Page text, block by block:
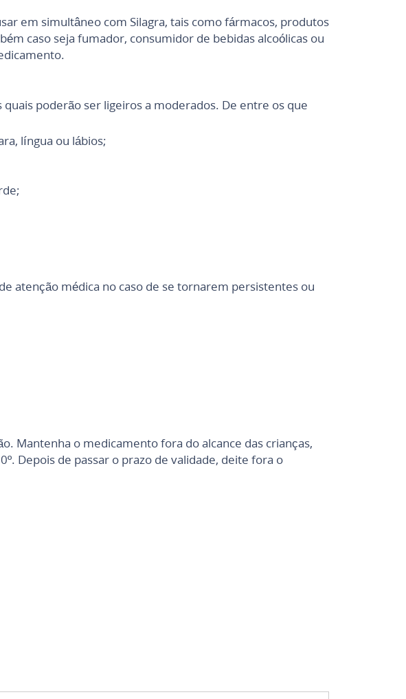
em simultâneo com Silagra, tais como fármacos, produtos
caso seja fumador, consumidor de bebidas alcoólicas ou
poderão ser ligeiros a moderados. De entre os que
língua ou lábios;
atenção médica no caso de se tornarem persistentes ou
Mantenha o medicamento fora do alcance das crianças,
Depois de passar o prazo de validade, deite fora o